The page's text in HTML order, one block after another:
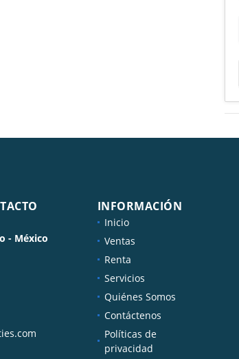
- México
INFORMACIÓN
Inicio
Ventas
Renta
Servicios
Quiénes Somos
Contáctenos
Políticas de
privacidad